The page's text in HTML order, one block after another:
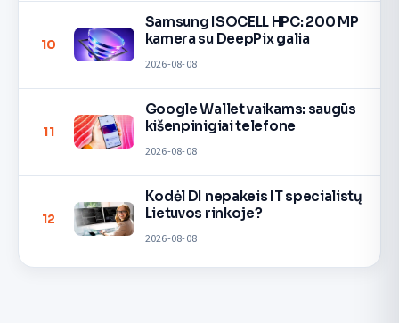
10
Samsung ISOCELL HPC: 200 MP
kamera su DeepPix galia
2026-08-08
11
Google Wallet vaikams: saugūs
kišenpinigiai telefone
2026-08-08
12
Kodėl DI nepakeis IT specialistų
Lietuvos rinkoje?
2026-08-08